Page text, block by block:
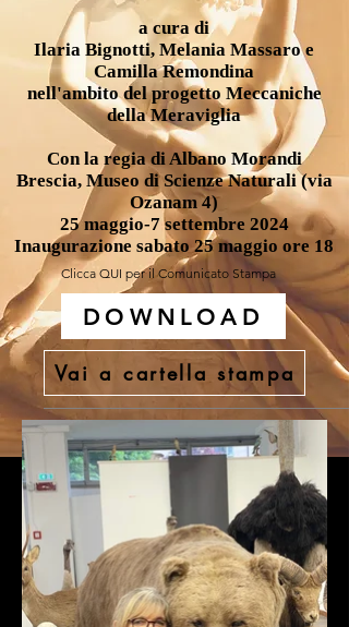
a cura di
Ilaria Bignotti, Melania Massaro e
Camilla Remondina
nell'ambito del progetto Meccaniche
della Meraviglia
Con la regia di Albano Morandi
Brescia, Museo di Scienze Naturali (via
Ozanam 4)
25 maggio-7 settembre 2024
Inaugurazione sabato 25 maggio ore 18
Clicca QUI per il Comunicato Stampa
DOWNLOAD
Vai a cartella stampa